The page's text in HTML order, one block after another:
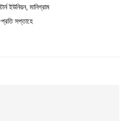
ইউনিয়ন, মানিগ্রাম
সপ্তাহে